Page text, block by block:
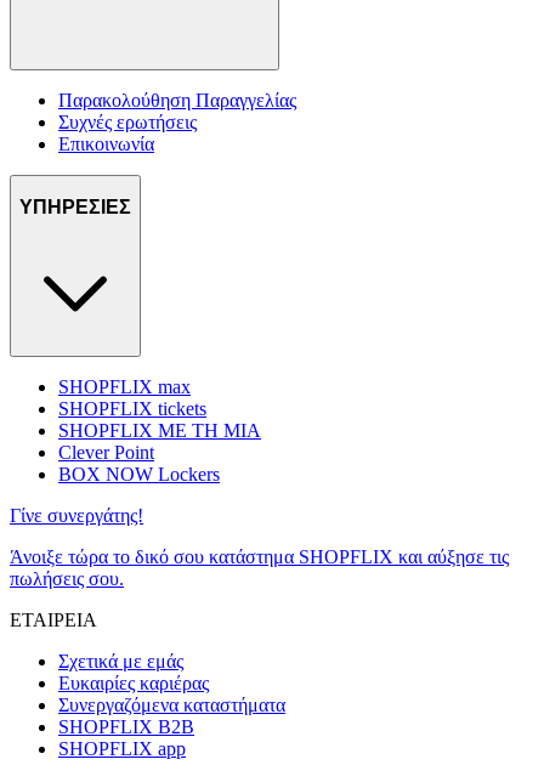
Παρακολούθηση Παραγγελίας
Συχνές ερωτήσεις
Επικοινωνία
ΥΠΗΡΕΣΙΕΣ
SHOPFLIX max
SHOPFLIX tickets
SHOPFLIX ΜΕ ΤΗ ΜΙΑ
Clever Point
BOX NOW Lockers
Γίνε συνεργάτης!
Άνοιξε τώρα το δικό σου κατάστημα SHOPFLIX και αύξησε τις
πωλήσεις σου.
ΕΤΑΙΡΕΙΑ
Σχετικά με εμάς
Ευκαιρίες καριέρας
Συνεργαζόμενα καταστήματα
SHOPFLIX B2B
SHOPFLIX app